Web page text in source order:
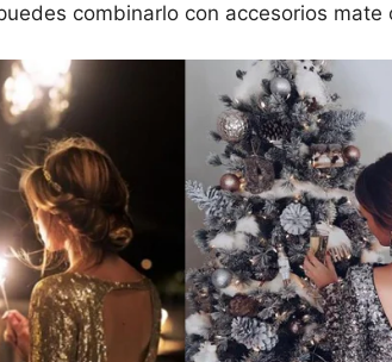
combinarlo con accesorios mate